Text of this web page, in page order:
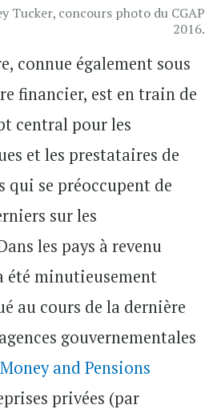
Tucker, concours photo du CGAP
2016.
connue également sous
financier, est en train de
central pour les
et les prestataires de
qui se préoccupent de
sur les
les pays à revenu
été minutieusement
au cours de la dernière
gouvernementales
and Pensions
privées (par